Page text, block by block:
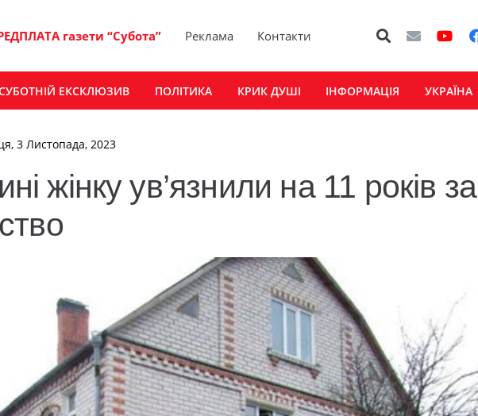
газети “Субота” Реклама Контакти
ЕКСКЛЮЗИВ ПОЛІТИКА КРИК ДУШІ ІНФОРМАЦІЯ УКРАЇНА
3 Листопада, 2023
жінку ув’язнили на 11 років за